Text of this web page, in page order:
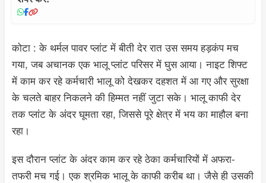
कोटा : के थर्मल पावर प्लांट में बीती देर रात उस समय हड़कंप मच
गया, जब अचानक एक भालू प्लांट परिसर में घुस आया। नाइट शिफ्ट
में काम कर रहे कर्मचारी भालू को देखकर दहशत में आ गए और सुरक्षा
के चलते बाहर निकलने की हिम्मत नहीं जुटा सके। भालू काफी देर
तक प्लांट के अंदर घूमता रहा, जिससे पूरे क्षेत्र में भय का माहौल बना
रहा।
इस दौरान प्लांट के अंदर काम कर रहे ठेका कर्मचारियों में अफरा-
तफरी मच गई। एक श्रमिक भालू के काफी करीब था। जैसे ही उसकी